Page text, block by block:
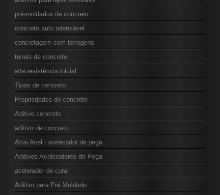
pré-moldados de concreto
concreto auto adensável
concretagem com ferragens
tuneis de concreto
alta resistência inicial
Tipos de concreto
Propriedades do concreto
Aditivo concreto
aditivo de concreto
Atrai Acel - acelerador de pega
Aditivos Aceleradores de Pega
acelerador de cura
Aditivo para Pré Moldado